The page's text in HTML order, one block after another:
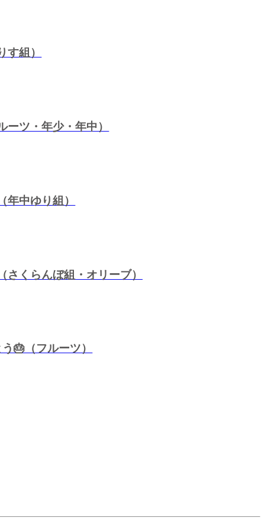
す組）
ツ・年少・年中）
年中ゆり組）
くらんぼ組・オリーブ）
🎂（フルーツ）